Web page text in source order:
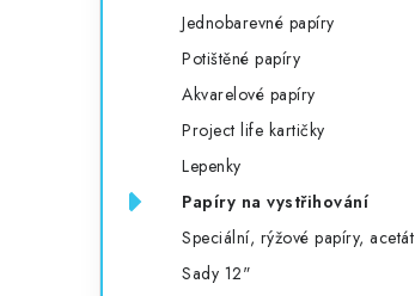
Jednobarevné papíry
Potištěné papíry
Akvarelové papíry
Project life kartičky
Lepenky
Papíry na vystřihování
Speciální, rýžové papíry, acetát
Sady 12"